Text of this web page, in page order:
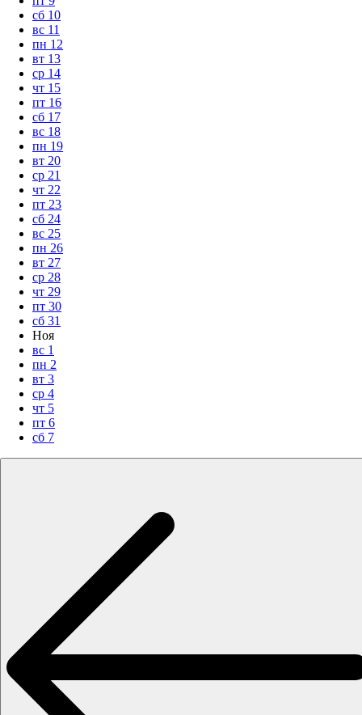
сб 10
вс 11
пн 12
вт 13
ср 14
чт 15
пт 16
сб 17
вс 18
пн 19
вт 20
ср 21
чт 22
пт 23
сб 24
вс 25
пн 26
вт 27
ср 28
чт 29
пт 30
сб 31
Ноя
вс 1
пн 2
вт 3
ср 4
чт 5
пт 6
сб 7